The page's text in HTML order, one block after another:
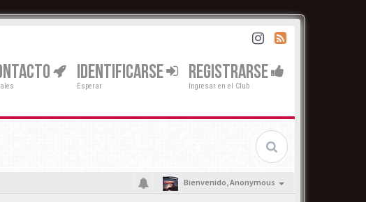
IDENTIFICARSE
Esperar
REGISTRARSE
Ingresar en el Club
Bienvenido,Anonymous